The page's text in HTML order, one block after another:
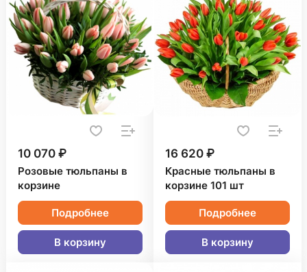
10 070 ₽
Розовые тюльпаны в
корзине
Подробнее
В корзину
16 620 ₽
Красные тюльпаны в
корзине 101 шт
Подробнее
В корзину